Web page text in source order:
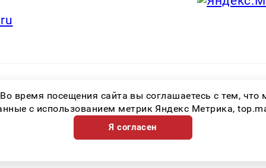
информационной продукции: 16+ Зарегистрировавший орган:
коммуникаций (Роскомнадзор) Регистрационный номер СМИ ЭЛ № ФС
время посещения сайта вы соглашаетесь с тем,
с использованием метрик Яндекс Метрика,
Я согласен